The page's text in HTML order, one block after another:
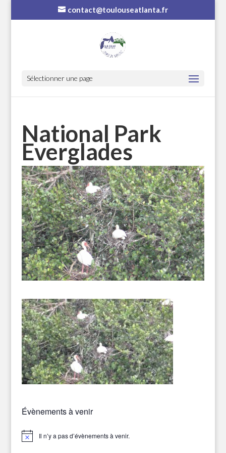
contact@toulouseatlanta.fr
Sélectionner une page
National Park
Everglades
Évènements à venir
Notice Il n’y a pas d’évènements à venir.